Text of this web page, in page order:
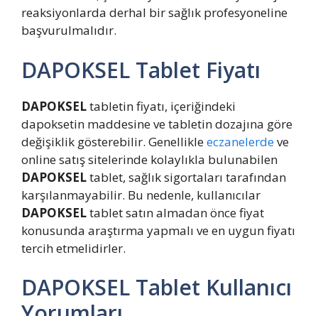
reaksiyonlarda derhal bir sağlık profesyoneline
başvurulmalıdır.
DAPOKSEL Tablet Fiyatı
DAPOKSELtabletin fiyatı, içeriğindeki
dapoksetin maddesine ve tabletin dozajına göre
değişiklik gösterebilir. Genellikleeczanelerdeve
online satış sitelerinde kolaylıkla bulunabilen
DAPOKSELtablet, sağlık sigortaları tarafından
karşılanmayabilir. Bu nedenle, kullanıcılar
DAPOKSELtablet satın almadan önce fiyat
konusunda araştırma yapmalı ve en uygun fiyatı
tercih etmelidirler.
DAPOKSEL Tablet Kullanıcı